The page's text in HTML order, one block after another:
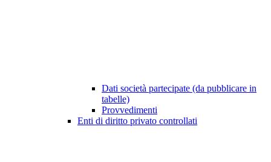
Dati società partecipate (da pubblicare in
tabelle)
Provvedimenti
Enti di diritto privato controllati